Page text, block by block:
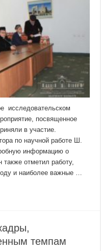
исследовательском
посвященное
в участие.
по научной работе Ш.
информацию о
отметил работу,
и наиболее важные …
темпам